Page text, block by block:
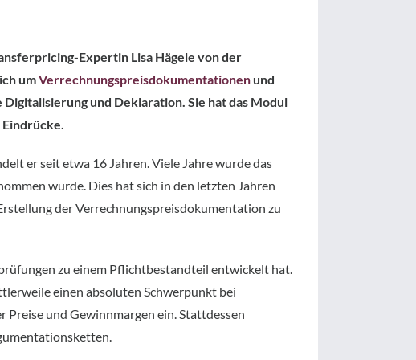
Expertin Lisa Hägele von der
umVerrechnungspreisdokumentationenund
und Deklaration. Sie hat das Modul
er seit etwa 16 Jahren. Viele Jahre wurde das
wurde. Dies hat sich in den letzten Jahren
der Verrechnungspreisdokumentation zu
zu einem Pflichtbestandteil entwickelt hat.
einen absoluten Schwerpunkt bei
und Gewinnmargen ein. Stattdessen